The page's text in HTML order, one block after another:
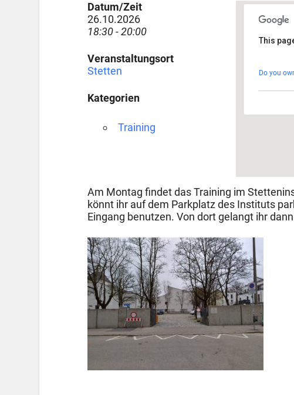
This
Do you
Datum/Zeit
26.10.2026
18:30 - 20:00
Veranstaltungsort
Stetten
Kategorien
Training
Am Montag findet das Training im
könnt ihr auf dem Parkplatz des Instituts
Eingang benutzen. Von dort gelangt ihr